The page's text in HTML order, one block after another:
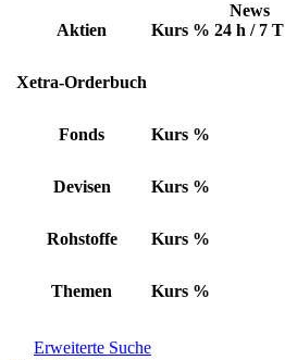
Aktien Kurs %
News
24 h / 7 T
Xetra-Orderbuch
Fonds Kurs %
Devisen Kurs %
Rohstoffe Kurs %
Themen Kurs %
Erweiterte Suche